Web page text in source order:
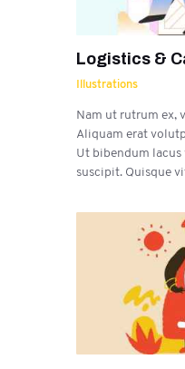
Logistics &
Illustrations
Nam ut rutrum ex,
Aliquam erat
Ut bibendum
suscipit. Quisque